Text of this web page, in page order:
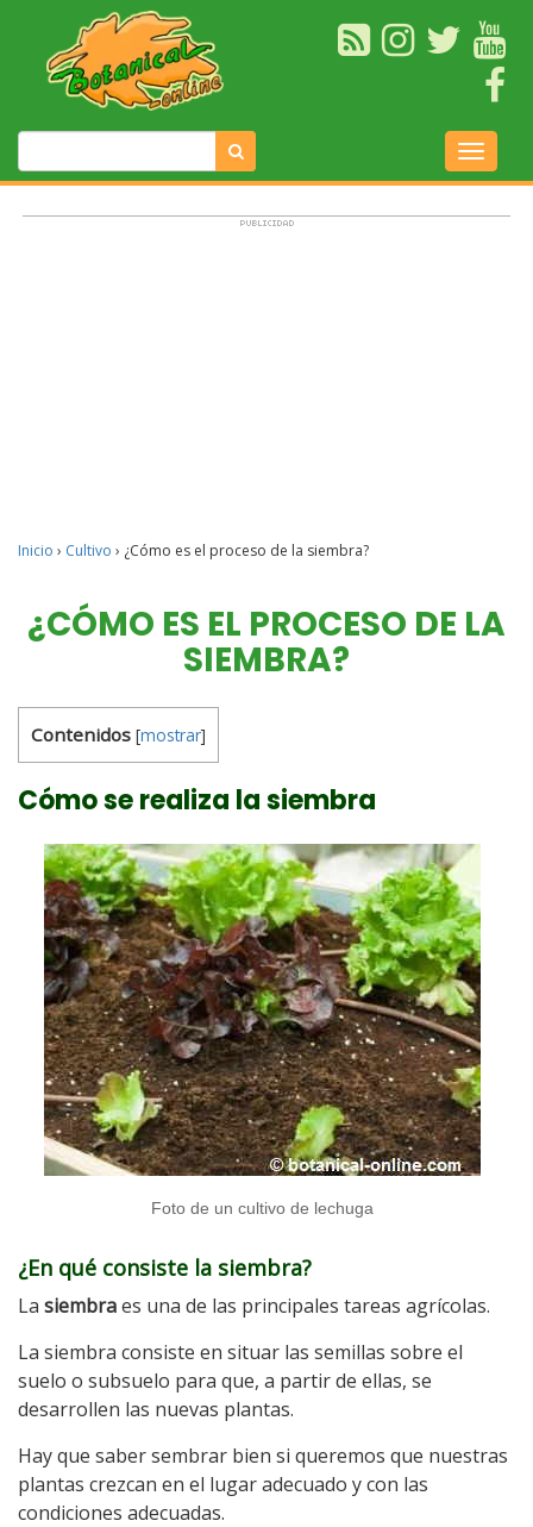
Inicio › Cultivo › ¿Cómo es el proceso de la siembra?
¿CÓMO ES EL PROCESO DE LA
SIEMBRA?
Contenidos [mostrar]
Cómo se realiza la siembra
Foto de un cultivo de lechuga
¿En qué consiste la siembra?
La siembraes una de las principales tareas agrícolas.
La siembra consiste en situar las semillas sobre el
suelo o subsuelo para que, a partir de ellas, se
desarrollen las nuevas plantas.
Hay que saber sembrar bien si queremos que nuestras
plantas crezcan en el lugar adecuado y con las
condiciones adecuadas.